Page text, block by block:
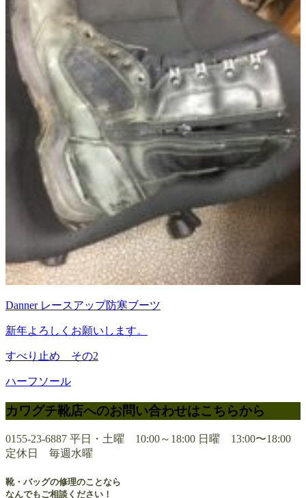
Danner レースアップ防寒ブーツ
新年よろしくお願いします。
すべり止め その2
ハーフソール
カワグチ靴店へのお問い合わせはこちらから
0155-23-6887 平日・土曜 10:00～18:00 日曜 13:00〜18:00
定休日 毎週水曜
靴・バッグの修理のことなら
なんでもご相談ください！